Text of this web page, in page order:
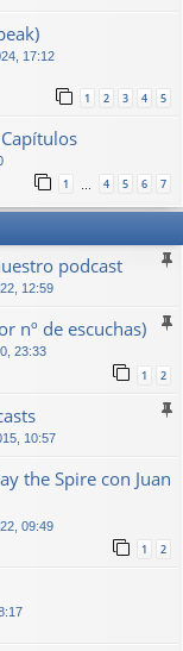
17:12
1 2 3 4 5
1 … 4 5 6 7
podcast
12:59
nº de escuchas)
23:33
1 2
10:57
the Spire con Juan
09:49
1 2